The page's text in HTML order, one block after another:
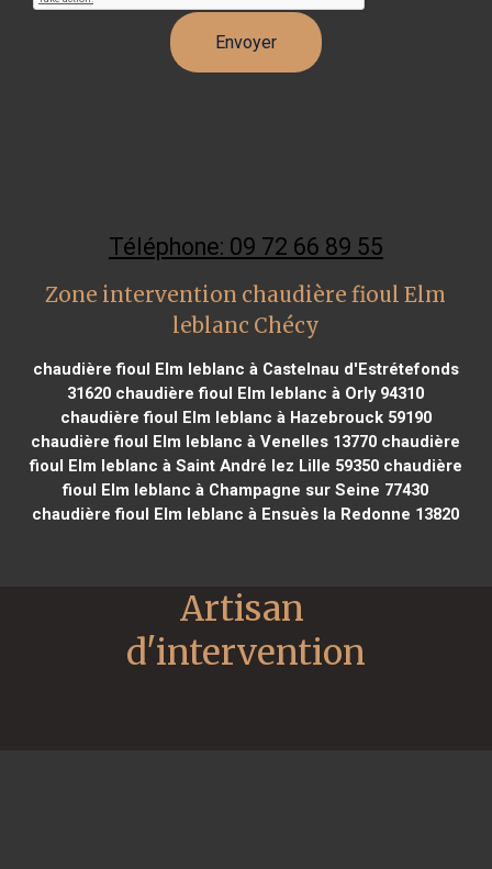
Téléphone: 09 72 66 89 55
Zone intervention chaudière fioul Elm
leblanc Chécy
chaudière fioul Elm leblanc à Castelnau d'Estrétefonds
31620 chaudière fioul Elm leblanc à Orly 94310
chaudière fioul Elm leblanc à Hazebrouck 59190
chaudière fioul Elm leblanc à Venelles 13770 chaudière
fioul Elm leblanc à Saint André lez Lille 59350chaudière
fioul Elm leblanc à Champagne sur Seine 77430
chaudière fioul Elm leblanc à Ensuès la Redonne 13820
Artisan
d'intervention